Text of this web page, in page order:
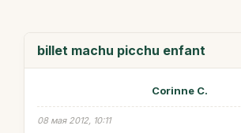
billet machu picchu enfant
Corinne C.
08 мая 2012, 10:11